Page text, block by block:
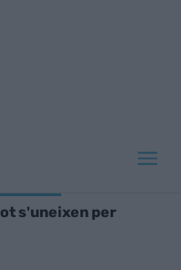
s'uneixen per